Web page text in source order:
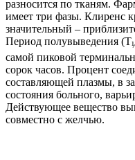
разносится по тканям.
имеет три фазы. Клиренс
значительный –
Период полувыведения (T
самой пиковой
сорок часов. Процент
составляющей плазмы, в
состояния больного,
Действующее вещество
совместно с желчью.